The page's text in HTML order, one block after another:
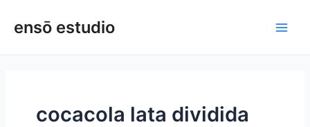
ensō estudio
cocacola lata dividida